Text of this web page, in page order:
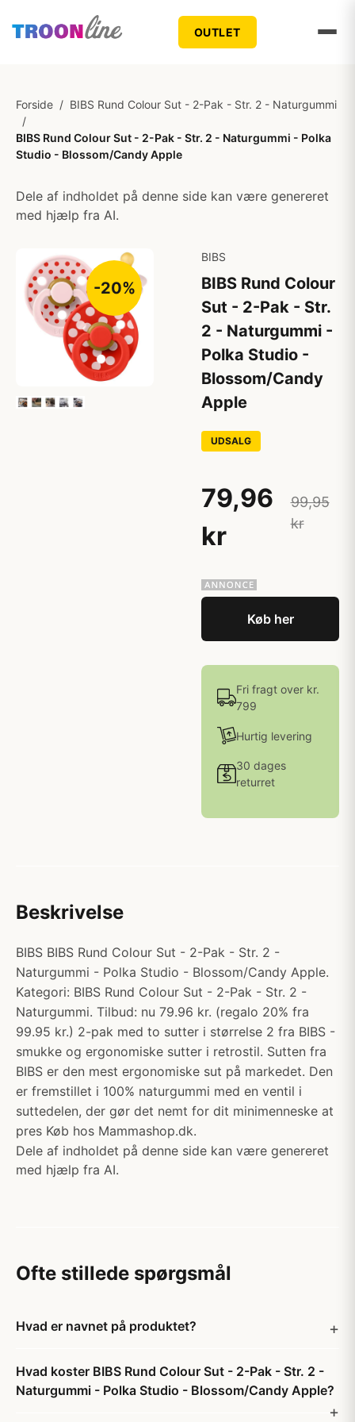
OUTLET
Forside / BIBS Rund Colour Sut - 2-Pak - Str. 2 - Naturgummi
/
BIBS Rund Colour Sut - 2-Pak - Str. 2 - Naturgummi - Polka
Studio - Blossom/Candy Apple
Dele af indholdet på denne side kan være genereret
med hjælp fra AI.
-20%
BIBS
BIBS Rund Colour
Sut - 2-Pak - Str.
2 - Naturgummi -
Polka Studio -
Blossom/Candy
Apple
UDSALG
79,96
kr
99,95
kr
Køb her
Fri fragt over kr.
799
Hurtig levering
30 dages
returret
Beskrivelse
BIBS BIBS Rund Colour Sut - 2-Pak - Str. 2 -
Naturgummi - Polka Studio - Blossom/Candy Apple.
Kategori: BIBS Rund Colour Sut - 2-Pak - Str. 2 -
Naturgummi. Tilbud: nu 79.96 kr. (regalo 20% fra
99.95 kr.) 2-pak med to sutter i størrelse 2 fra BIBS -
smukke og ergonomiske sutter i retrostil. Sutten fra
BIBS er den mest ergonomiske sut på markedet. Den
er fremstillet i 100% naturgummi med en ventil i
suttedelen, der gør det nemt for dit minimenneske at
pres Køb hos Mammashop.dk.
Dele af indholdet på denne side kan være genereret
med hjælp fra AI.
Ofte stillede spørgsmål
Hvad er navnet på produktet?
Hvad koster BIBS Rund Colour Sut - 2-Pak - Str. 2 -
Naturgummi - Polka Studio - Blossom/Candy Apple?